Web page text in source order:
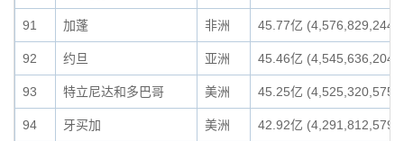
91 加蓬 非洲 45.77亿 (4,576,829,244)
92 约旦 亚洲 45.46亿 (4,545,636,204)
93 特立尼达和多巴哥 美洲 45.25亿 (4,525,320,575)
94 牙买加 美洲 42.92亿 (4,291,812,579)